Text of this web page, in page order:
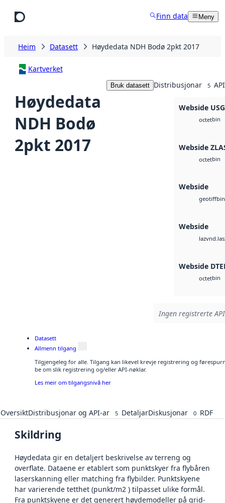
Finn data Meny
Heim Datasett Høydedata NDH Bodø 2pkt 2017
Kartverket
Høydedata
NDH Bodø
2pkt 2017
Bruk datasett Distribusjonar 5
Webside
octetbin
Webside
octetbin
Webside
geotiffbin
Webside
laz
Webside
octetbin
Ingen registrerte
Datasett
Allmenn tilgang
Tilgjengeleg for alle. Tilgang kan likevel krevje registrering og
be om slik registrering og/eller API-nøklar.
Les meir om tilgangsnivå her
OversiktDistribusjonar og API-ar 5 DetaljarDiskusjonar 0 RDF
Skildring
Høydedata gir en detaljert beskrivelse av terreng og
overflate. Dataene er etablert som punktskyer fra flybåren
laserskanning eller matching fra flybilder. Punktskyene
har varierende tetthet (punkt/m2 ) tilpasset ulike formål.
Fra punktskyene er det generert høydemodeller på grid-